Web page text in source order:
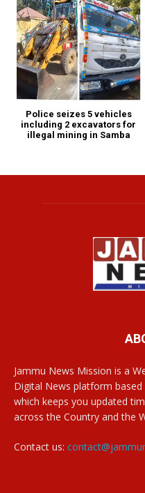
Police seizes 5 vehicles
including 2 excavators for
illegal mining in Samba
Jammu News Mission is a
Digital News platform based
which keeps you updated
across the Country and the
Contact us: